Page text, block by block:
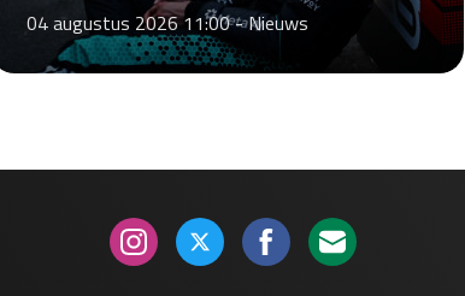
04 augustus 2026 11:00 -Nieuws